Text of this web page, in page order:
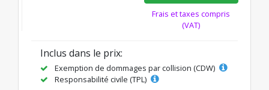
Frais et taxes compris
(VAT)
Inclus dans le prix:
Exemption de dommages par collision (CDW)
Responsabilité civile (TPL)